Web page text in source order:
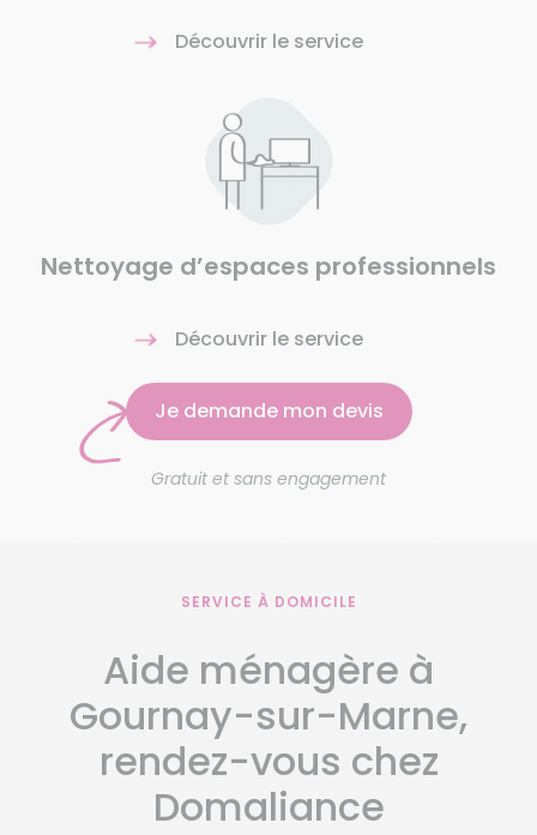
Découvrir le service
Nettoyage d’espaces professionnels
Découvrir le service
Je demande mon devis
Gratuit et sans engagement
SERVICE À DOMICILE
Aide ménagère à
Gournay-sur-Marne,
rendez-vous chez
Domaliance